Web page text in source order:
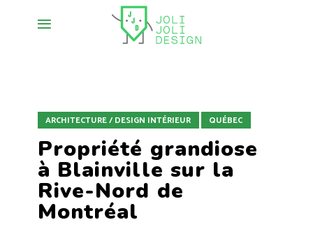
ARCHITECTURE / DESIGN INTÉRIEUR QUÉBEC
Propriété grandiose
à Blainville sur la
Rive-Nord de
Montréal